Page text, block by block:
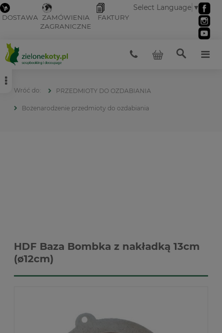
DOSTAWA ZAMÓWIENIA
ZAGRANICZNE
FAKTURY
Select Language ▼
PRZEDMIOTY DO OZDABIANIA
Bożenarodzenie przedmioty do ozdabiania
HDF Baza Bombka z nakładką 13cm
(ø12cm)